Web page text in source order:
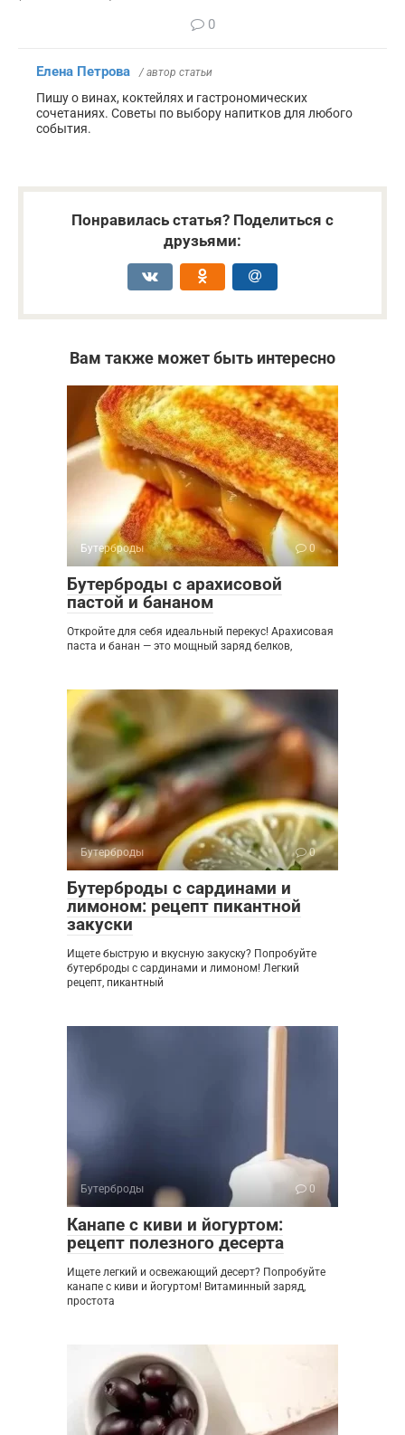
0
Елена Петрова / автор статьи
Пишу о винах, коктейлях и гастрономических
сочетаниях. Советы по выбору напитков для любого
события.
Понравилась статья? Поделиться с
друзьями:
Вам также может быть интересно
Бутерброды 0
Бутерброды с арахисовой
пастой и бананом
Откройте для себя идеальный перекус! Арахисовая
паста и банан — это мощный заряд белков,
Бутерброды 0
Бутерброды с сардинами и
лимоном: рецепт пикантной
закуски
Ищете быструю и вкусную закуску? Попробуйте
бутерброды с сардинами и лимоном! Легкий
рецепт, пикантный
Бутерброды 0
Канапе с киви и йогуртом:
рецепт полезного десерта
Ищете легкий и освежающий десерт? Попробуйте
канапе с киви и йогуртом! Витаминный заряд,
простота